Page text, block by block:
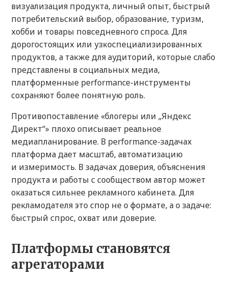
визуализация продукта, личный опыт, быстрый
потребительский выбор, образование, туризм,
хобби и товары повседневного спроса. Для
дорогостоящих или узкоспециализированных
продуктов, а также для аудиторий, которые слабо
представлены в социальных медиа,
платформенные performance-инструменты
сохраняют более понятную роль.
Противопоставление «блогеры или „Яндекс
Директ“» плохо описывает реальное
медиапланирование. В performance-задачах
платформа дает масштаб, автоматизацию
и измеримость. В задачах доверия, объяснения
продукта и работы с сообществом автор может
оказаться сильнее рекламного кабинета. Для
рекламодателя это спор не о формате, а о задаче:
быстрый спрос, охват или доверие.
Платформы становятся
агрегаторами